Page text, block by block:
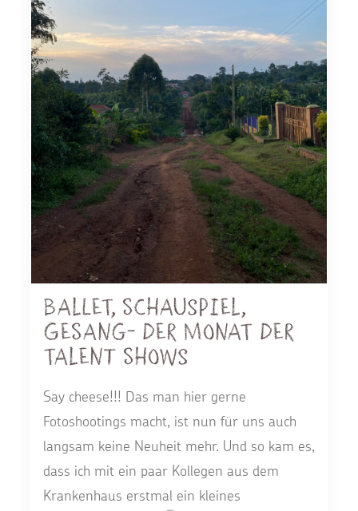
Ballet, Schauspiel,
Gesang- Der Monat der
Talent shows
Say cheese!!! Das man hier gerne
Fotoshootings macht, ist nun für uns auch
langsam keine Neuheit mehr. Und so kam es,
dass ich mit ein paar Kollegen aus dem
Krankenhaus erstmal ein kleines